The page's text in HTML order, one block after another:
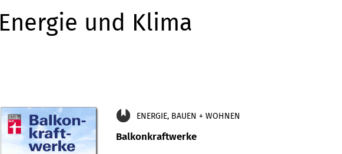
Energie und Klima
ENERGIE, BAUEN + WOHNEN
Balkonkraftwerke